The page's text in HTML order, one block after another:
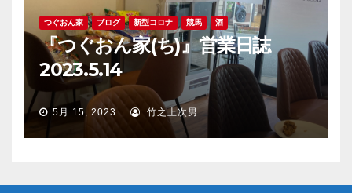
つぐおん家 ブログ 新型コロナ 競馬 酒
『つぐおん家(ち)』営業日誌
2023.5.14
5月 15, 2023 竹之上次男